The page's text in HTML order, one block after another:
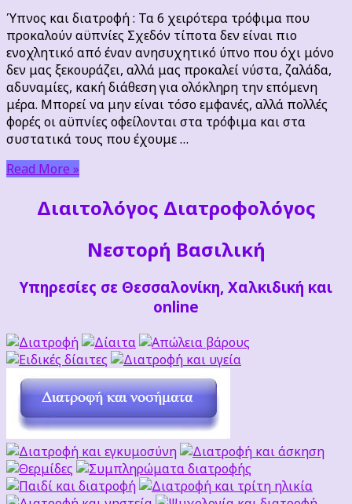
διατροφή
:
Τα
6
χειρότερα
τρόφιμα
που
προκαλούν
αϋπνίες
Ύπνος και διατροφή : Τα 6 χειρότερα τρόφιμα που
προκαλούν αϋπνίες Σχεδόν τίποτα δεν είναι πιο
ενοχλητικό από έναν ανησυχητικό ύπνο που όχι μόνο
δεν μας ξεκουράζει, αλλά μας προκαλεί νύστα, ζαλάδα,
αδυναμίες, κακή διάθεση για ολόκληρη την επόμενη
μέρα. Μπορεί να μην είναι τόσο εμφανές, αλλά πολλές
φορές οι αϋπνίες οφείλονται στα τρόφιμα και στα
συστατικά τους που έχουμε …
Read More »
Διαιτoλόγος Διατροφολόγος
Νεστορή Βασιλική
Υπηρεσίες σε Θεσσαλονίκη, Χαλκιδική και
online